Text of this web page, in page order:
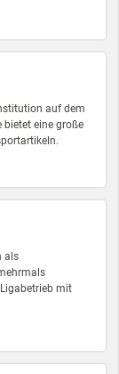
auf dem
bietet eine große
als
mit